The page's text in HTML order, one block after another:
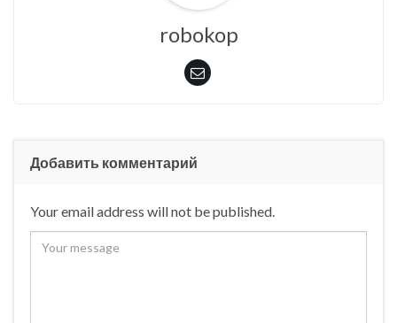
robokop
Добавить комментарий
Your email address will not be published.